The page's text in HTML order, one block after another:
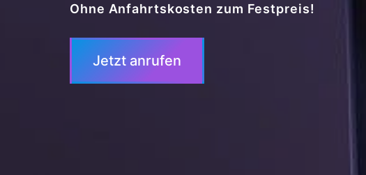
Ohne Anfahrtskosten zum Festpreis!
Jetzt anrufen